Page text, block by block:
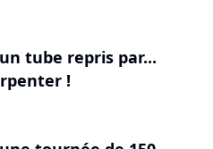
tube repris par...
!